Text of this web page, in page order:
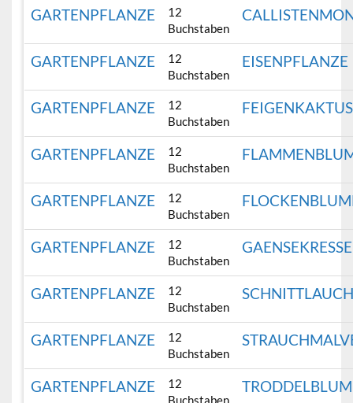
GARTENPFLANZE
12
Buchstaben
GARTENPFLANZE
12
Buchstaben
EISENPFLANZE
GARTENPFLANZE
12
Buchstaben
FEIGENKAKTUS
GARTENPFLANZE
12
Buchstaben
GARTENPFLANZE
12
Buchstaben
GARTENPFLANZE
12
Buchstaben
GAENSEKRESSE
GARTENPFLANZE
12
Buchstaben
GARTENPFLANZE
12
Buchstaben
GARTENPFLANZE
12
Buchstaben